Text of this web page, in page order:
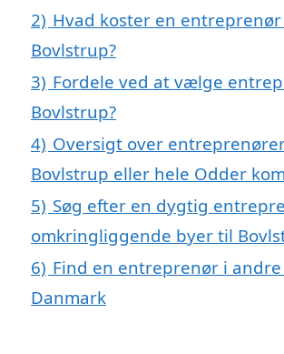
2) Hvad koster en entreprenør
Bovlstrup?
3) Fordele ved at vælge
Bovlstrup?
4) Oversigt over
Bovlstrup eller hele Odder
5) Søg efter en dygtig
omkringliggende byer til
6) Find en entreprenør i
Danmark